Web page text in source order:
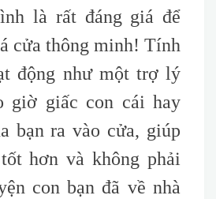
là rất đáng giá để
cửa thông minh! Tính
động như một trợ lý
giờ giấc con cái hay
bạn ra vào cửa, giúp
hơn và không phải
con bạn đã về nhà